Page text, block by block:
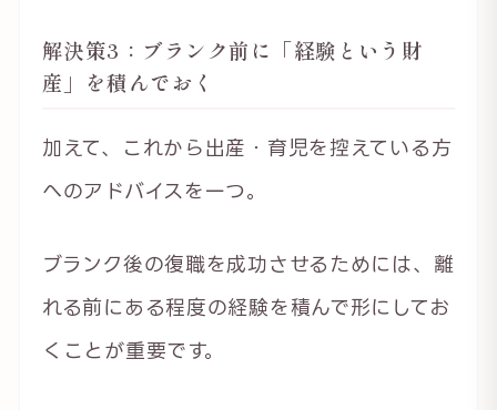
解決策3：ブランク前に「経験という財
産」を積んでおく
加えて、これから出産・育児を控えている方
へのアドバイスを一つ。
ブランク後の復職を成功させるためには、離
れる前にある程度の経験を積んで形にしてお
くことが重要です。